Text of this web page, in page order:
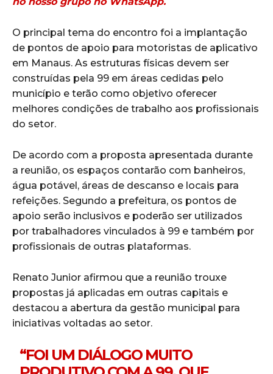
O principal tema do encontro foi a implantação
de pontos de apoio para motoristas de aplicativo
em Manaus. As estruturas físicas devem ser
construídas pela 99 em áreas cedidas pelo
município e terão como objetivo oferecer
melhores condições de trabalho aos profissionais
do setor.
De acordo com a proposta apresentada durante
a reunião, os espaços contarão com banheiros,
água potável, áreas de descanso e locais para
refeições. Segundo a prefeitura, os pontos de
apoio serão inclusivos e poderão ser utilizados
por trabalhadores vinculados à 99 e também por
profissionais de outras plataformas.
Renato Junior afirmou que a reunião trouxe
propostas já aplicadas em outras capitais e
destacou a abertura da gestão municipal para
iniciativas voltadas ao setor.
“FOI UM DIÁLOGO MUITO